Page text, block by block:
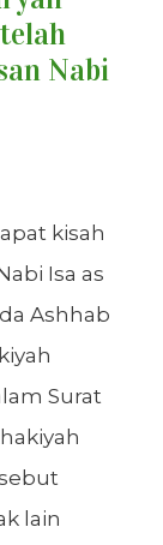
Nabi
kisah
Isa as
Ashhab
Surat
lain